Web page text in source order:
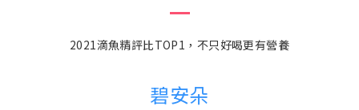
2021滴魚精評比TOP1，不只好喝更有營養
碧安朵